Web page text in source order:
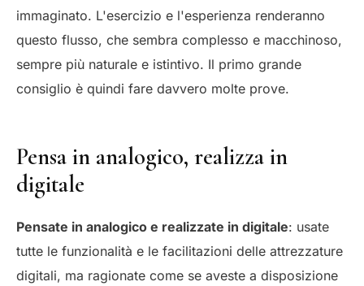
immaginato. L'esercizio e l'esperienza renderanno
questo flusso, che sembra complesso e macchinoso,
sempre più naturale e istintivo. Il primo grande
consiglio è quindi fare davvero molte prove.
Pensa in analogico, realizza in
digitale
Pensate in analogico e realizzate in digitale: usate
tutte le funzionalità e le facilitazioni delle attrezzature
digitali, ma ragionate come se aveste a disposizione